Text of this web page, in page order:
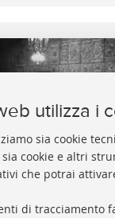
utilizza i
sia cookie
cookie e altri
che potrai
di tracciamento